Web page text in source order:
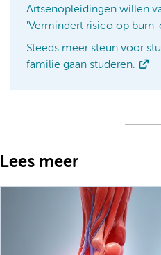
Artsenopleidingen willen
'Vermindert risico op
Steeds meer steun voor
familie gaan studeren.
Lees meer